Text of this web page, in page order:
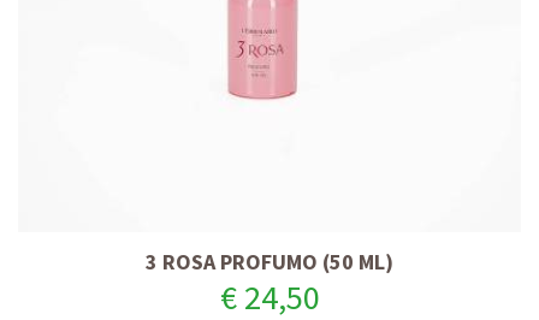
3 ROSA PROFUMO (50 ML)
€ 24,50